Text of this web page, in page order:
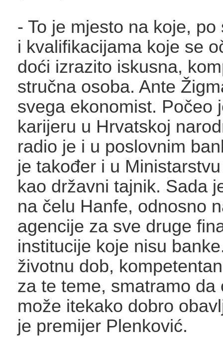
- To je mjesto na koje,
i kvalifikacijama koje se
doći izrazito iskusna,
stručna osoba. Ante
svega ekonomist. Počeo
karijeru u Hrvatskoj
radio je i u poslovnim
je također i u
kao državni tajnik. Sada
na čelu Hanfe, odnosno
agencije za sve druge
institucije koje nisu
životnu dob,
za te teme, smatramo da
može itekako dobro
je premijer Plenković.